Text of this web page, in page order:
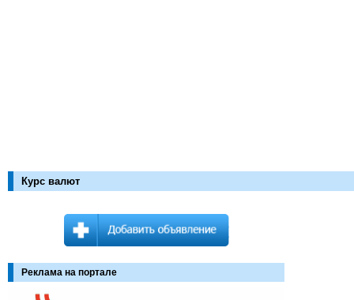
Курс валют
Реклама на портале